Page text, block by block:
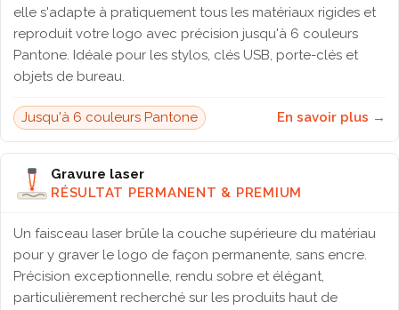
elle s'adapte à pratiquement tous les matériaux rigides et
reproduit votre logo avec précision jusqu'à 6 couleurs
Pantone. Idéale pour les stylos, clés USB, porte-clés et
objets de bureau.
Jusqu'à 6 couleurs Pantone En savoir plus →
Gravure laser
RÉSULTAT PERMANENT & PREMIUM
Un faisceau laser brûle la couche supérieure du matériau
pour y graver le logo de façon permanente, sans encre.
Précision exceptionnelle, rendu sobre et élégant,
particulièrement recherché sur les produits haut de